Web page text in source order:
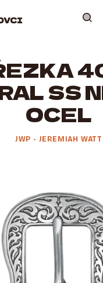
SS
OCEL
JWP - JEREMIAH WATT